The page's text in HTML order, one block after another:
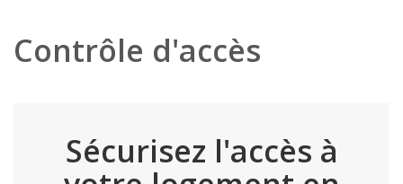
Contrôle d'accès
Sécurisez l'accès à